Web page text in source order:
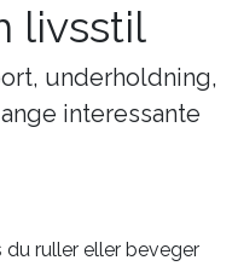
livsstil
underholdning,
interessante
ruller eller beveger